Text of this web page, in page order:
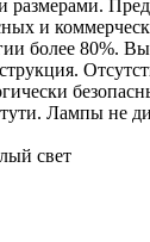
размерами.
и
более 80%.
Лампы не
свет